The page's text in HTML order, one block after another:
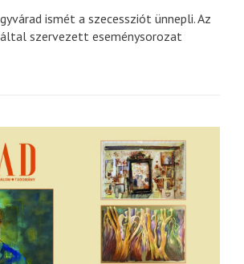
ismét a szecessziót ünnepli. Az
szervezett eseménysorozat